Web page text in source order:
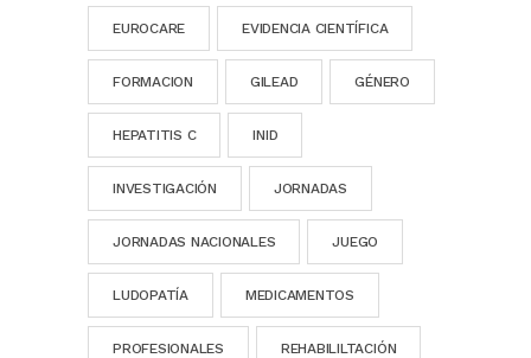
EUROCARE EVIDENCIA CIENTÍFICA
FORMACION GILEAD GÉNERO
HEPATITIS C INID
INVESTIGACIÓN JORNADAS
JORNADAS NACIONALES JUEGO
LUDOPATÍA MEDICAMENTOS
PROFESIONALES REHABILILTACIÓN